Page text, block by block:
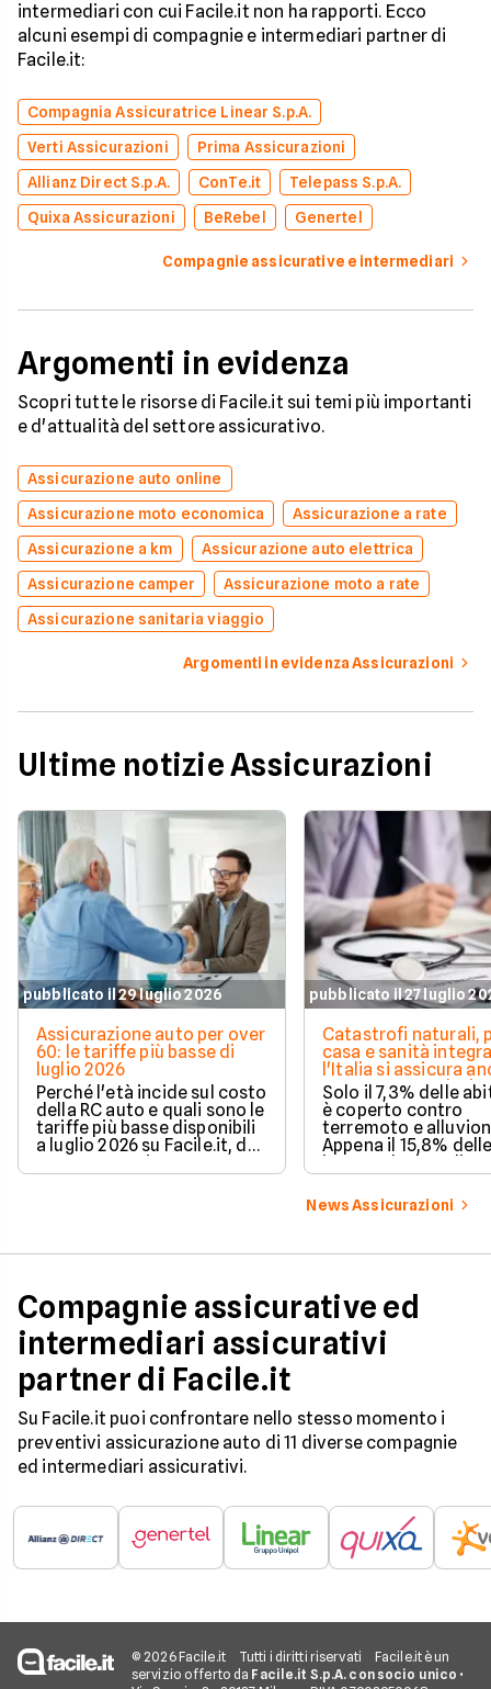
intermediari con cui Facile.it non ha rapporti. Ecco
alcuni esempi di compagnie e intermediari partner di
Facile.it:
Compagnia Assicuratrice Linear S.p.A.
Verti Assicurazioni
Prima Assicurazioni
Allianz Direct S.p.A.
ConTe.it
Telepass S.p.A.
Quixa Assicurazioni
BeRebel Genertel
Compagnie assicurative e intermediari
Argomenti in evidenza
Scopri tutte le risorse di Facile.it sui temi più importanti
e d'attualità del settore assicurativo.
Assicurazione auto online
Assicurazione moto economica
Assicurazione a rate
Assicurazione a km
Assicurazione auto elettrica
Assicurazione camper
Assicurazione moto a rate
Assicurazione sanitaria viaggio
Argomenti in evidenza Assicurazioni
Ultime notizie Assicurazioni
pubblicato il 29 luglio 2026
Assicurazione auto per over
60: le tariffe più basse di
luglio 2026
Perché l'età incide sul costo
della RC auto e quali sono le
tariffe più basse disponibili
a luglio 2026 su Facile.it, da
106,32€ annui.
pubblicato il 27 luglio
Catastrofi naturali,
casa e sanità
l'Italia si assicura
troppo poco. I dati
Solo il 7,3% delle
è coperto contro
terremoto e
Appena il 15,8%
imprese ha la polizza
catastrofale
dati ANIA 2025 sul
assicurativo
News Assicurazioni
Compagnie assicurative ed
intermediari assicurativi
partner di Facile.it
Su Facile.it puoi confrontare nello stesso momento i
preventivi assicurazione auto di 11 diverse compagnie
ed intermediari assicurativi.
© 2026 Facile.it Tutti i diritti riservati
Facile.it è un
servizio offerto da Facile.it S.p.A. con socio unico •